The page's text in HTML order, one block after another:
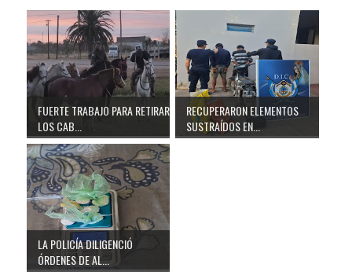
FUERTE TRABAJO PARA RETIRAR
LOS CAB...
RECUPERARON ELEMENTOS
SUSTRAÍDOS EN...
LA POLICÍA DILIGENCIÓ
ÓRDENES DE AL...